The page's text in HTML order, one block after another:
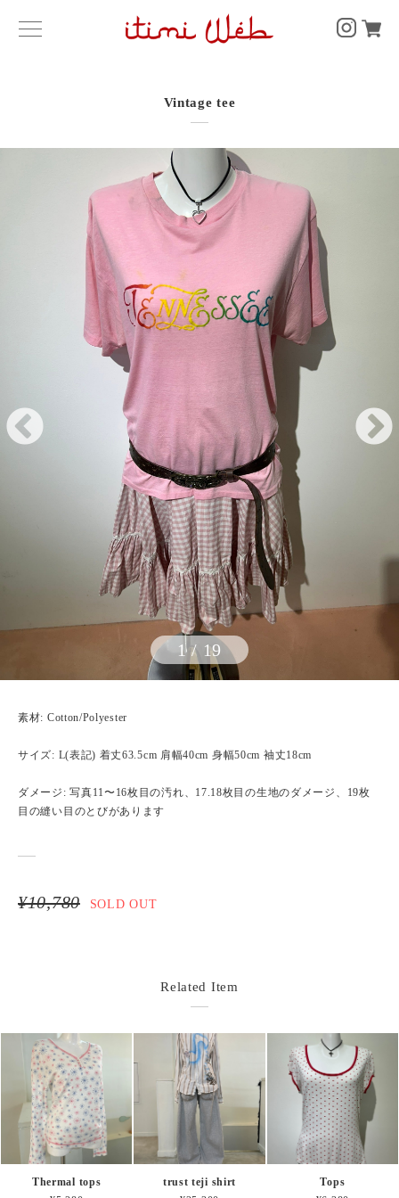
Vintage tee
1/ 19
素材: Cotton/Polyester
サイズ: L(表記) 着丈63.5cm 肩幅40cm 身幅50cm 袖丈18cm
ダメージ: 写真11〜16枚目の汚れ、17.18枚目の生地のダメージ、19枚
目の縫い目のとびがあります
¥10,780 SOLD OUT
Related Item
Thermal tops
trust teji shirt
Tops